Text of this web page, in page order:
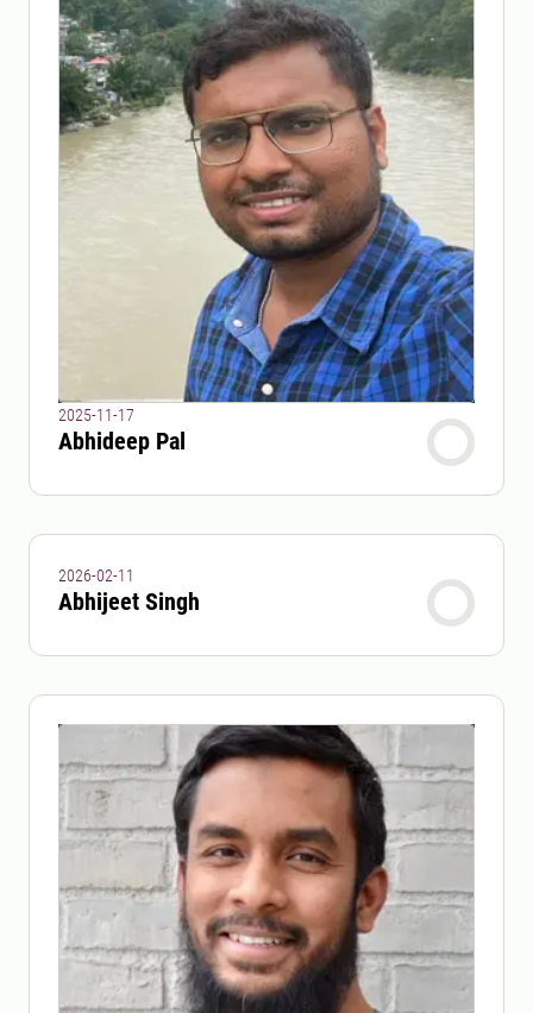
2025-11-17
Abhideep Pal
2026-02-11
Abhijeet Singh